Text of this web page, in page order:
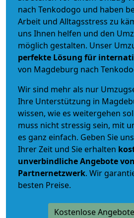
nach Tenkodogo und haben
Arbeit und Alltagsstress zu
uns Ihnen helfen und den
möglich gestalten. Unser
perfekte Lösung für
von Magdeburg nach
Wir sind mehr als nur
Ihre Unterstützung in
wissen, wie es weitergehen
muss nicht stressig sein, mit
es ganz einfach. Geben Sie
Ihrer Zeit und Sie erhalten
unverbindlicheAngebote
Partnernetzwerk. Wir
besten Preise.
Kostenlose